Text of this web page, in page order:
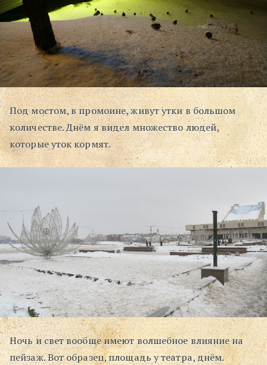
Под мостом, в промоине, живут утки в большом
количестве. Днём я видел множество людей,
которые уток кормят.
Ночь и свет вообще имеют волшебное влияние на
пейзаж. Вот образец, площадь у театра, днём.